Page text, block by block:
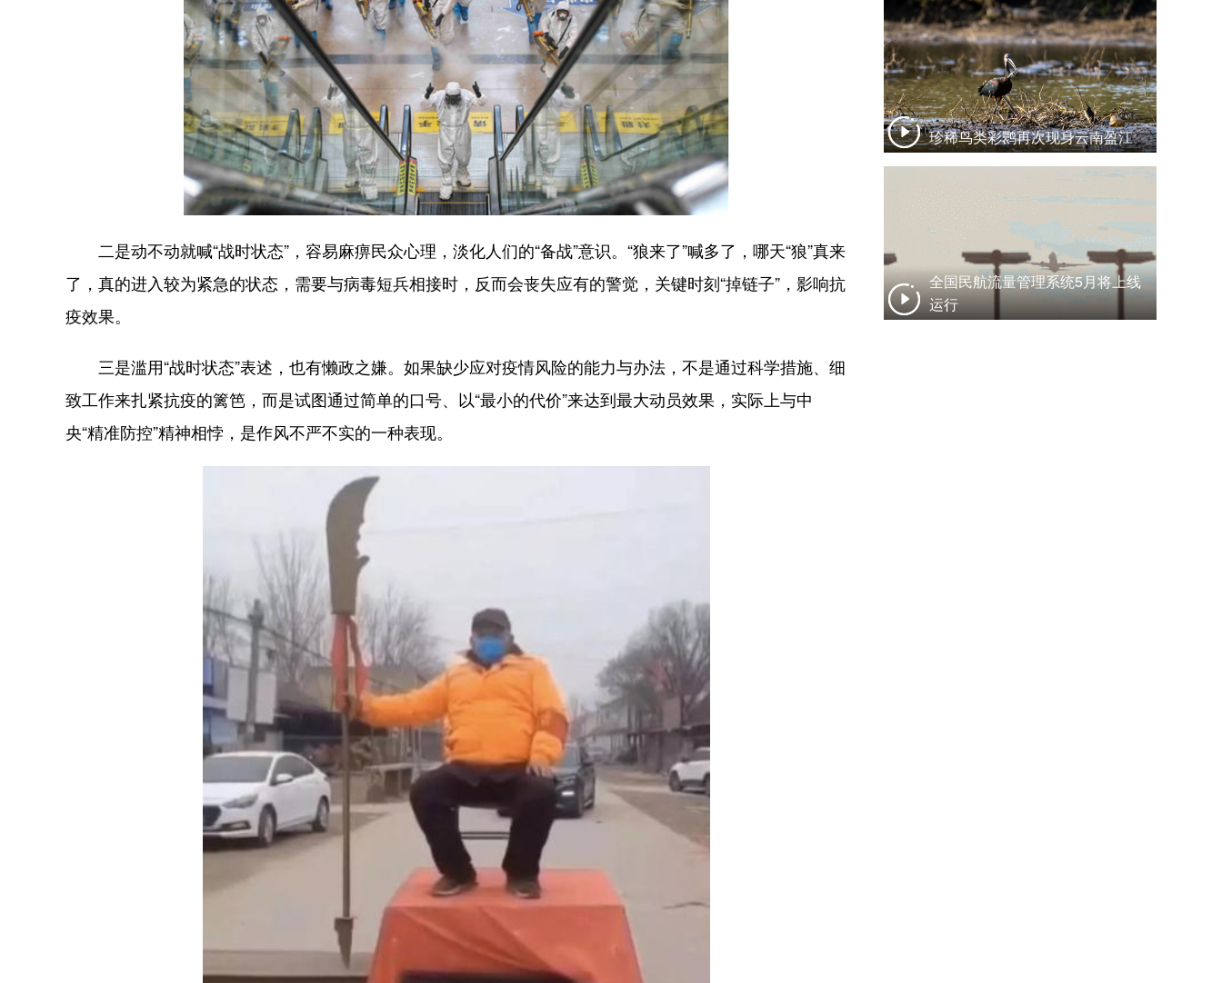
二是动不动就喊“战时状态”，容易麻痹民众心理，淡化人们的“备战”意识。“狼来了”喊多了，哪天“狼”真来
了，真的进入较为紧急的状态，需要与病毒短兵相接时，反而会丧失应有的警觉，关键时刻“掉链子”，影响抗
疫效果。
三是滥用“战时状态”表述，也有懒政之嫌。如果缺少应对疫情风险的能力与办法，不是通过科学措施、细
致工作来扎紧抗疫的篱笆，而是试图通过简单的口号、以“最小的代价”来达到最大动员效果，实际上与中
央“精准防控”精神相悖，是作风不严不实的一种表现。
珍稀鸟类彩鹮再次现身云南盈江
全国民航流量管理系统5月将上线
运行